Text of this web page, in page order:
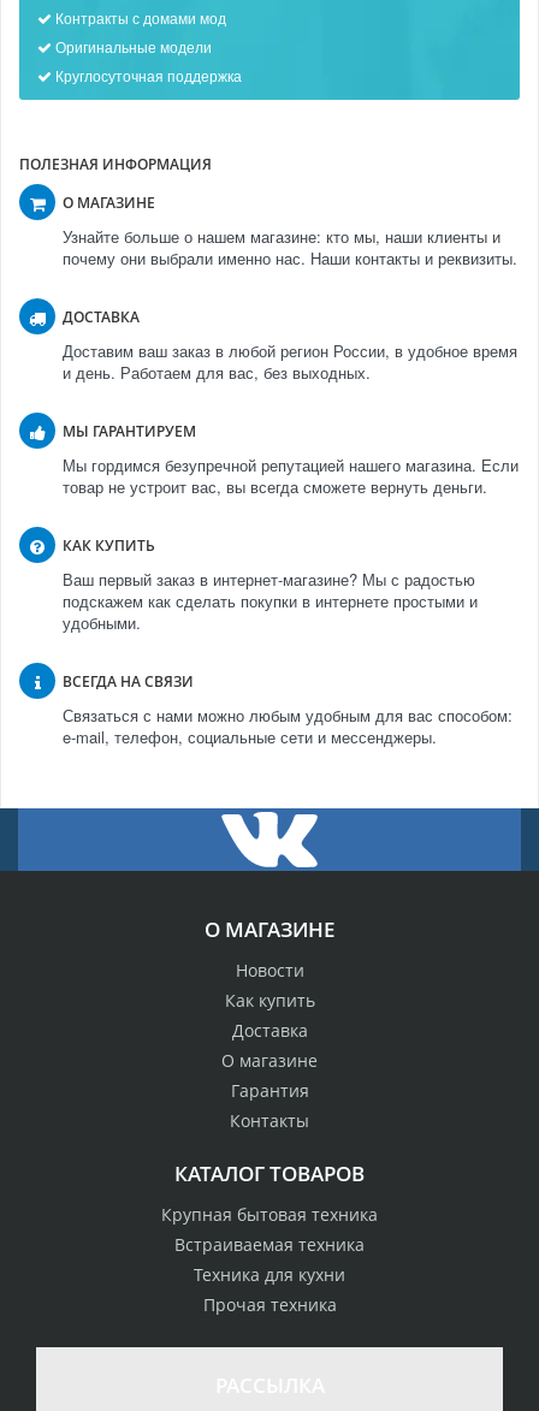
Контракты с домами мод
Оригинальные модели
Круглосуточная поддержка
ПОЛЕЗНАЯ ИНФОРМАЦИЯ
О МАГАЗИНЕ
Узнайте больше о нашем магазине: кто мы, наши клиенты и
почему они выбрали именно нас. Наши контакты и реквизиты.
ДОСТАВКА
Доставим ваш заказ в любой регион России, в удобное время
и день. Работаем для вас, без выходных.
МЫ ГАРАНТИРУЕМ
Мы гордимся безупречной репутацией нашего магазина. Если
товар не устроит вас, вы всегда сможете вернуть деньги.
КАК КУПИТЬ
Ваш первый заказ в интернет-магазине? Мы с радостью
подскажем как сделать покупки в интернете простыми и
удобными.
ВСЕГДА НА СВЯЗИ
Связаться с нами можно любым удобным для вас способом:
e-mail, телефон, социальные сети и мессенджеры.
О МАГАЗИНЕ
Новости
Как купить
Доставка
О магазине
Гарантия
Контакты
КАТАЛОГ ТОВАРОВ
Крупная бытовая техника
Встраиваемая техника
Техника для кухни
Прочая техника